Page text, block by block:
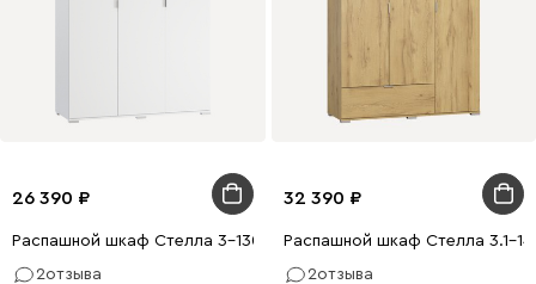
26 390
Распашной шкаф Стелла 3-130x200 Белый
2отзыва
32 390
Распашной шкаф Стелла 3.1-
2отзыва